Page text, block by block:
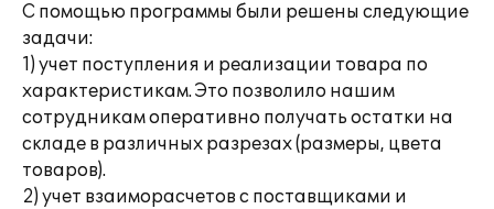
С помощью программы были решены следующие
задачи:
1) учет поступления и реализации товара по
характеристикам. Это позволило нашим
сотрудникам оперативно получать остатки на
складе в различных разрезах (размеры, цвета
товаров).
2) учет взаиморасчетов с поставщиками и